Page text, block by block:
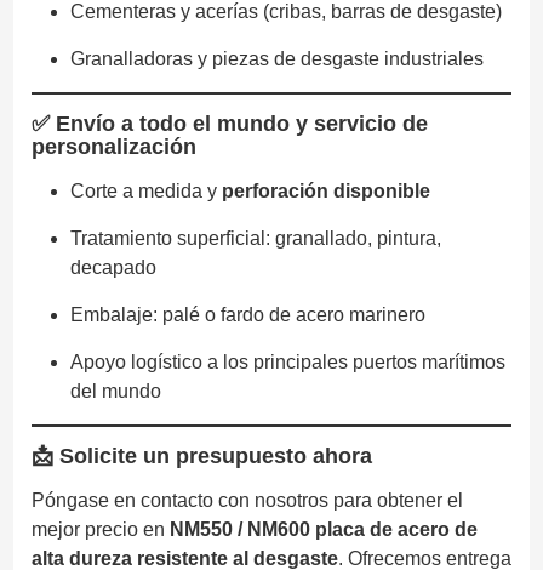
Cementeras y acerías (cribas, barras de desgaste)
Granalladoras y piezas de desgaste industriales
✅ Envío a todo el mundo y servicio de
personalización
Corte a medida y perforación disponible
Tratamiento superficial: granallado, pintura,
decapado
Embalaje: palé o fardo de acero marinero
Apoyo logístico a los principales puertos marítimos
del mundo
📩Solicite un presupuesto ahora
Póngase en contacto con nosotros para obtener el
mejor precio en NM550 / NM600 placa de acero de
alta dureza resistente al desgaste. Ofrecemos entrega